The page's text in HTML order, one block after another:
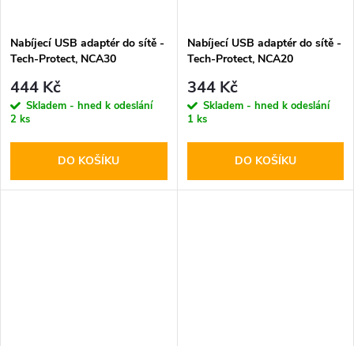
Nabíjecí USB adaptér do sítě -
Tech-Protect, NCA30
444 Kč
Skladem - hned k odeslání
2 ks
DO KOŠÍKU
Nabíjecí USB adaptér do sítě -
Tech-Protect, NCA20
344 Kč
Skladem - hned k odeslání
1 ks
DO KOŠÍKU